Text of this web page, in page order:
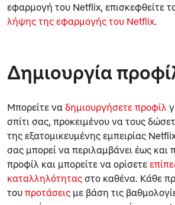
εφαρμογή του Netflix, επισκεφθείτε
λήψης της εφαρμογής του Netflix.
Δημιουργία
Μπορείτε να δημιουργήσετε προφίλ
σπίτι σας, προκειμένου να τους
της εξατομικευμένης εμπειρίας
σας μπορεί να περιλαμβάνει έως και
προφίλ και μπορείτε να ορίσετε
καταλληλότητας στο καθένα. Κάθε
του προτάσεις με βάση τις